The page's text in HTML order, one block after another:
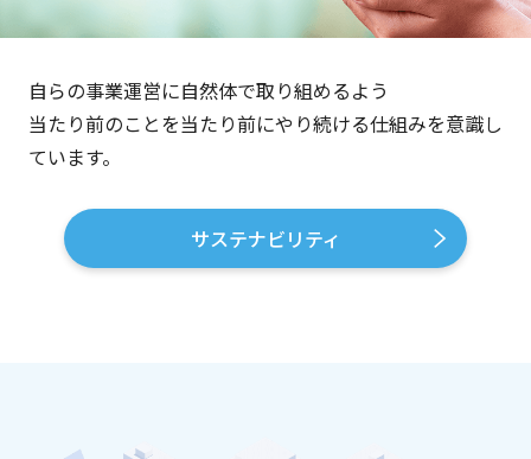
自らの事業運営に自然体で取り組めるよう
当たり前のことを当たり前にやり続ける仕組みを意識し
ています。
サステナビリティ